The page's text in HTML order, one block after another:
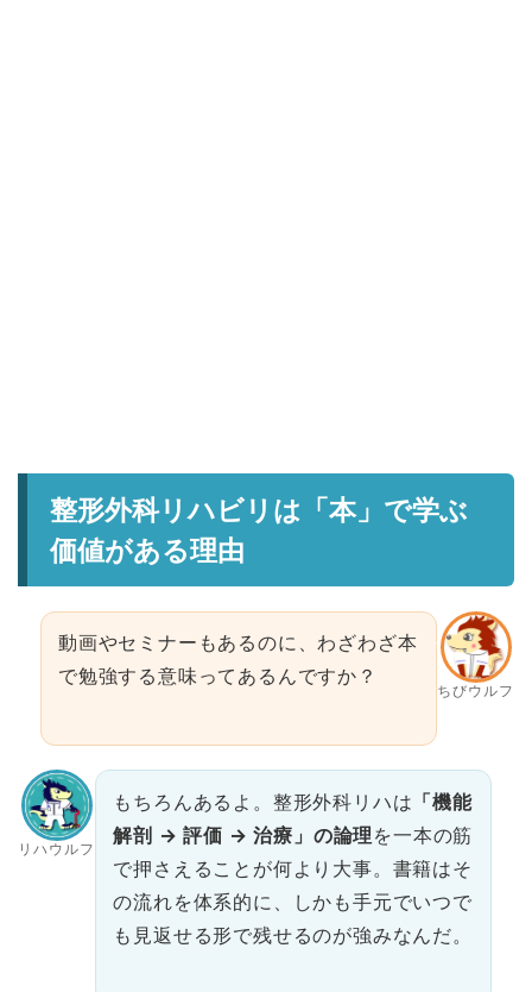
整形外科リハビリは「本」で学ぶ
価値がある理由
ちびウルフ
動画やセミナーもあるのに、わざわざ本
で勉強する意味ってあるんですか？
リハウルフ
もちろんあるよ。整形外科リハは 「機能
解剖 → 評価 → 治療」の論理 を一本の筋
で押さえることが何より大事。書籍はそ
の流れを体系的に、しかも手元でいつで
も見返せる形で残せるのが強みなんだ。